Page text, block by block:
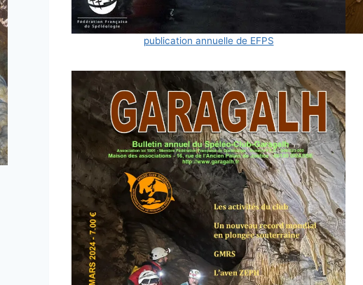
publication annuelle de EFPS